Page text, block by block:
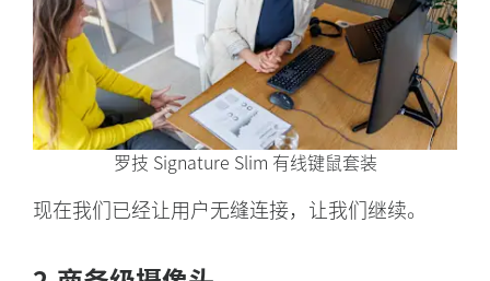
罗技 Signature Slim 有线键鼠套装
现在我们已经让用户无缝连接，让我们继续。